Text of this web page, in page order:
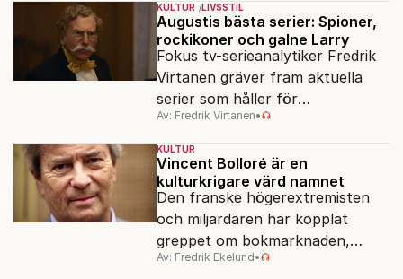
KULTUR LIVSSTIL
Augustis bästa serier: Spioner,
rockikoner och galne Larry
Fokus tv-serieanalytiker Fredrik
Virtanen gräver fram aktuella
serier som håller för
augustisoffan – när
sensommarmörkret smyger sig
på och tv-utbudet blir din bästa
vän.
Av: Fredrik Virtanen•
KULTUR
Vincent Bolloré är en
kulturkrigare värd namnet
Den franske högerextremisten
och miljardären har kopplat
greppet om bokmarknaden,
filmbolag, tv- och radiokanaler.
Av: Fredrik Ekelund•